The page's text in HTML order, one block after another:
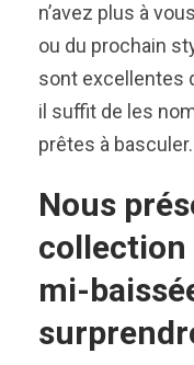
n’avez plus à
ou du prochain
sont excellentes
il suffit de les
prêtes à basculer.
Nous
collection
mi-